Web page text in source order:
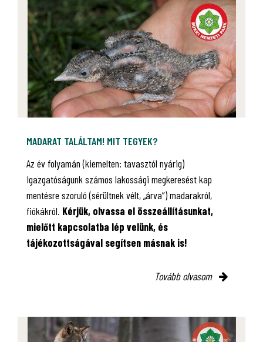
MADARAT TALÁLTAM! MIT TEGYEK?
Az év folyamán (kiemelten: tavasztól nyárig)
Igazgatóságunk számos lakossági megkeresést kap
mentésre szoruló (sérültnek vélt, „árva”) madarakról,
fiókákról. Kérjük, olvassa el összeállításunkat,
mielőtt kapcsolatba lép velünk, és
tájékozottságával segítsen másnak is!
Tovább olvasom